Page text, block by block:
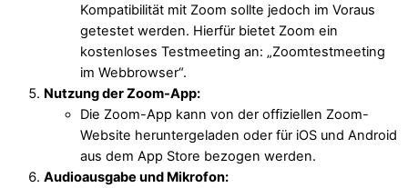
Kompatibilität mit Zoom sollte jedoch im Voraus
getestet werden. Hierfür bietet Zoom ein
kostenloses Testmeeting an: „Zoomtestmeeting
im Webbrowser“.
Nutzung der Zoom-App:
Die Zoom-App kann von der offiziellen Zoom-
Website heruntergeladen oder für iOS und Android
aus dem App Store bezogen werden.
Audioausgabe und Mikrofon: